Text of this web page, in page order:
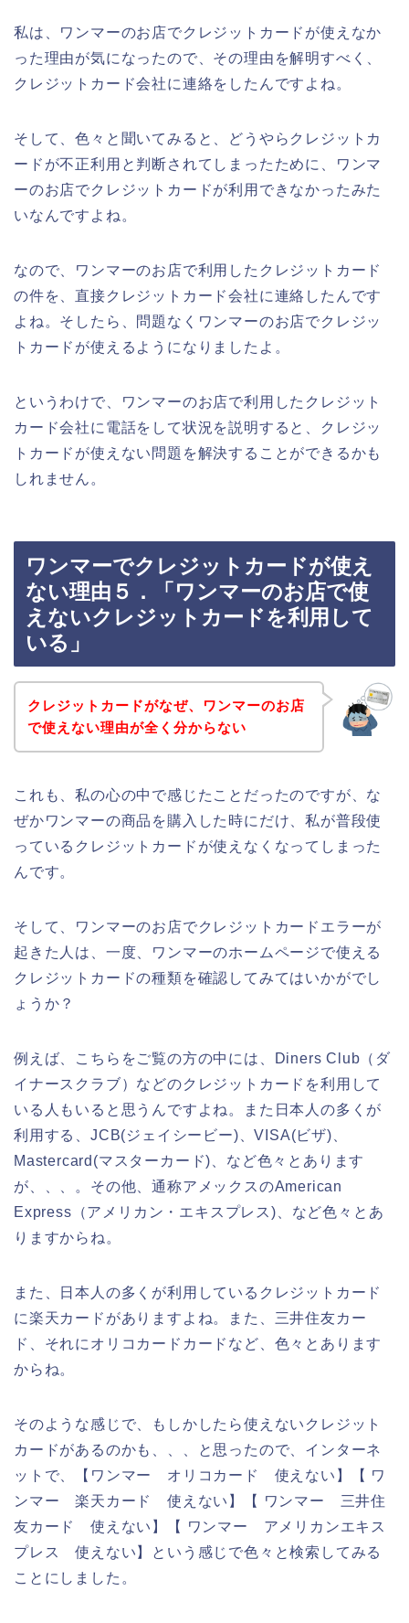
私は、ワンマーのお店でクレジットカードが使えなか
った理由が気になったので、その理由を解明すべく、
クレジットカード会社に連絡をしたんですよね。
そして、色々と聞いてみると、どうやらクレジットカ
ードが不正利用と判断されてしまったために、ワンマ
ーのお店でクレジットカードが利用できなかったみた
いなんですよね。
なので、ワンマーのお店で利用したクレジットカード
の件を、直接クレジットカード会社に連絡したんです
よね。そしたら、問題なくワンマーのお店でクレジッ
トカードが使えるようになりましたよ。
というわけで、ワンマーのお店で利用したクレジット
カード会社に電話をして状況を説明すると、クレジッ
トカードが使えない問題を解決することができるかも
しれません。
ワンマーでクレジットカードが使え
ない理由５．「ワンマーのお店で使
えないクレジットカードを利用して
いる」
クレジットカードがなぜ、ワンマーのお店
で使えない理由が全く分からない
これも、私の心の中で感じたことだったのですが、な
ぜかワンマーの商品を購入した時にだけ、私が普段使
っているクレジットカードが使えなくなってしまった
んです。
そして、ワンマーのお店でクレジットカードエラーが
起きた人は、一度、ワンマーのホームページで使える
クレジットカードの種類を確認してみてはいかがでし
ょうか？
例えば、こちらをご覧の方の中には、Diners Club（ダ
イナースクラブ）などのクレジットカードを利用して
いる人もいると思うんですよね。また日本人の多くが
利用する、JCB(ジェイシービー)、VISA(ビザ)、
Mastercard(マスターカード)、など色々とあります
が、、、。その他、通称アメックスのAmerican
Express（アメリカン・エキスプレス)、など色々とあ
りますからね。
また、日本人の多くが利用しているクレジットカード
に楽天カードがありますよね。また、三井住友カー
ド、それにオリコカードカードなど、色々とあります
からね。
そのような感じで、もしかしたら使えないクレジット
カードがあるのかも、、、と思ったので、インターネ
ットで、【ワンマー オリコカード 使えない】【 ワ
ンマー 楽天カード 使えない】【 ワンマー 三井住
友カード 使えない】【 ワンマー アメリカンエキス
プレス 使えない】という感じで色々と検索してみる
ことにしました。